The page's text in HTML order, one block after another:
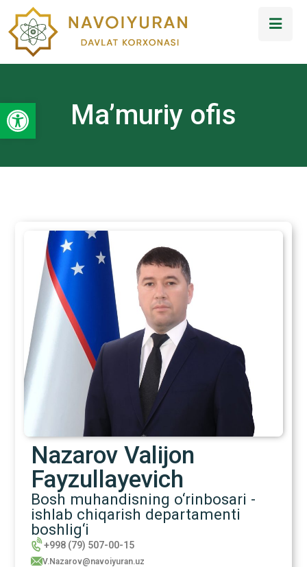
Open toolbar Ma’muriy ofis
Nazarov Valijon
Fayzullayevich
Bosh muhandisning o‘rinbosari -
ishlab chiqarish departamenti
boshlig‘i
+998 (79) 507-00-15
V.Nazarov@navoiyuran.uz